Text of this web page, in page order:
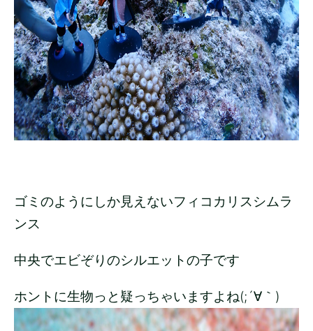
ゴミのようにしか見えないフィコカリスシムラ
ンス
中央でエビぞりのシルエットの子です
ホントに生物っと疑っちゃいますよね(;´∀｀)